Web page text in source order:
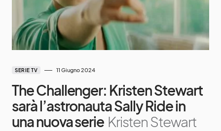
SERIE TV 11 Giugno 2024
The Challenger: Kristen Stewart
sarà l’astronauta Sally Ride in
una nuova serie Kristen Stewart